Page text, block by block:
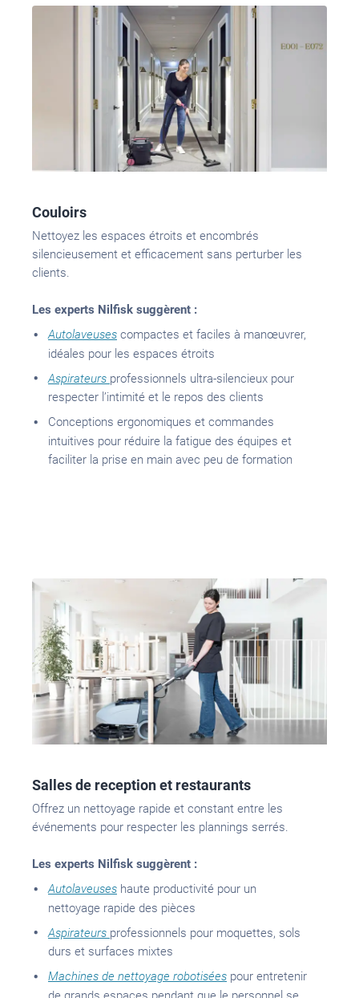
Couloirs
Nettoyez les espaces étroits et encombrés
silencieusement et efficacement sans perturber les
clients.
Les experts Nilfisk suggèrent :
Autolaveuses compactes et faciles à manœuvrer,
idéales pour les espaces étroits
Aspirateurs professionnels ultra-silencieux pour
respecter l’intimité et le repos des clients
Conceptions ergonomiques et commandes
intuitives pour réduire la fatigue des équipes et
faciliter la prise en main avec peu de formation
Salles de reception et restaurants
Offrez un nettoyage rapide et constant entre les
événements pour respecter les plannings serrés.
Les experts Nilfisk suggèrent :
Autolaveuses haute productivité pour un
nettoyage rapide des pièces
Aspirateurs professionnels pour moquettes, sols
durs et surfaces mixtes
Machines de nettoyage robotisées pour entretenir